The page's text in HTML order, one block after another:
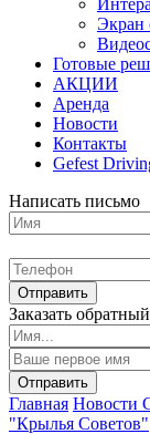
Экран
Готовые
АКЦИИ
Аренда
Новости
Контакты
Gefest
Написать письмо
Отправить
Заказать
Главная Новости
"Крылья Советов"